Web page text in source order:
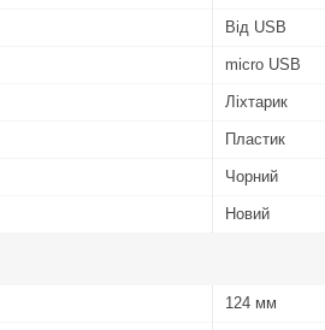
Від USB
micro USB
Ліхтарик
Пластик
Чорний
Новий
124 мм